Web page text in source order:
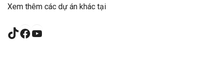
Xem thêm các dự án khác tại
TikTok
Facebook